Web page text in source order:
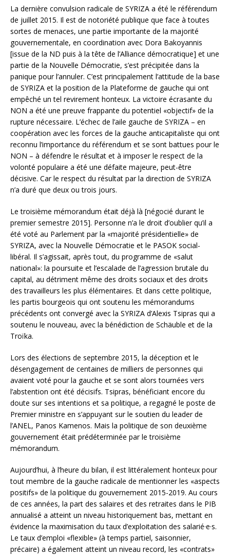
La dernière convulsion radicale de SYRIZA a été le référendum
de juillet 2015. Il est de notoriété publique que face à toutes
sortes de menaces, une partie importante de la majorité
gouvernementale, en coordination avec Dora Bakoyannis
[issue de la ND puis à la tête de l’Alliance démocratique] et une
partie de la Nouvelle Démocratie, s’est précipitée dans la
panique pour l’annuler. C’est principalement l’attitude de la base
de SYRIZA et la position de la Plateforme de gauche qui ont
empêché un tel revirement honteux. La victoire écrasante du
NON a été une preuve frappante du potentiel «objectif» de la
rupture nécessaire. L’échec de l’aile gauche de SYRIZA – en
coopération avec les forces de la gauche anticapitaliste qui ont
reconnu l’importance du référendum et se sont battues pour le
NON – à défendre le résultat et à imposer le respect de la
volonté populaire a été une défaite majeure, peut-être
décisive. Car le respect du résultat par la direction de SYRIZA
n’a duré que deux ou trois jours.
Le troisième mémorandum était déjà là [négocié durant le
premier semestre 2015]. Personne n’a le droit d’oublier qu’il a
été voté au Parlement par la «majorité présidentielle» de
SYRIZA, avec la Nouvelle Démocratie et le PASOK social-
libéral. Il s’agissait, après tout, du programme de «salut
national»: la poursuite et l’escalade de l’agression brutale du
capital, au détriment même des droits sociaux et des droits
des travailleurs les plus élémentaires. Et dans cette politique,
les partis bourgeois qui ont soutenu les mémorandums
précédents ont convergé avec la SYRIZA d’Alexis Tsipras qui a
soutenu le nouveau, avec la bénédiction de Schäuble et de la
Troïka.
Lors des élections de septembre 2015, la déception et le
désengagement de centaines de milliers de personnes qui
avaient voté pour la gauche et se sont alors tournées vers
l’abstention ont été décisifs. Tsipras, bénéficiant encore du
doute sur ses intentions et sa politique, a regagné le poste de
Premier ministre en s’appuyant sur le soutien du leader de
l’ANEL, Panos Kamenos. Mais la politique de son deuxième
gouvernement était prédéterminée par le troisième
mémorandum.
Aujourd’hui, à l’heure du bilan, il est littéralement honteux pour
tout membre de la gauche radicale de mentionner les «aspects
positifs» de la politique du gouvernement 2015-2019. Au cours
de ces années, la part des salaires et des retraites dans le PIB
annualisé a atteint un niveau historiquement bas, mettant en
évidence la maximisation du taux d’exploitation des salarié·e·s.
Le taux d’emploi «flexible» (à temps partiel, saisonnier,
précaire) a également atteint un niveau record, les «contrats»